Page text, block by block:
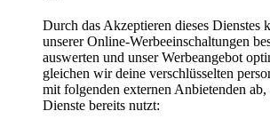
Durch das Akzeptieren dieses Dienstes
unserer Online-Werbeeinschaltungen
auswerten und unser Werbeangebot
gleichen wir deine verschlüsselten
mit folgenden externen Anbietenden ab,
Dienste bereits nutzt: